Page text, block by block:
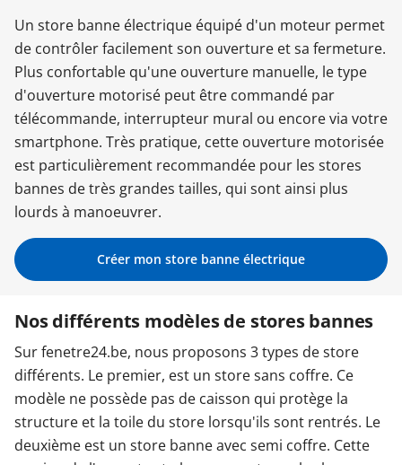
Baies vitrées
Portes d'entrée
Protections solaires
Garages & Carports
M'identifier
Conseils gratuits
Un store banne électrique équipé d'un moteur permet
de contrôler facilement son ouverture et sa fermeture.
Plus confortable qu'une ouverture manuelle, le type
d'ouverture motorisé peut être commandé par
télécommande, interrupteur mural ou encore via votre
smartphone. Très pratique, cette ouverture motorisée
est particulièrement recommandée pour les stores
bannes de très grandes tailles, qui sont ainsi plus
lourds à manoeuvrer.
Créer mon store banne électrique
Nos différents modèles de stores bannes
Sur fenetre24.be, nous proposons 3 types de store
différents. Le premier, est un store sans coffre. Ce
modèle ne possède pas de caisson qui protège la
structure et la toile du store lorsqu'ils sont rentrés. Le
deuxième est un store banne avec semi coffre. Cette